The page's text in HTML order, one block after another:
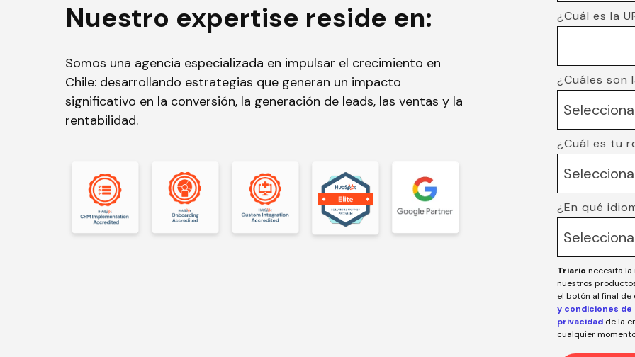
Nuestro expertise reside en:
Somos una agencia especializada en impulsar el crecimiento en
Chile: desarrollando estrategias que generan un impacto
significativo en la conversión, la generación de leads, las ventas y la
rentabilidad.
¿Cuál es la
¿Cuáles son
¿Cuál es tu
¿En qué
Triario necesita
nuestros
el botón al final
y condiciones de
privacidad de la
cualquier